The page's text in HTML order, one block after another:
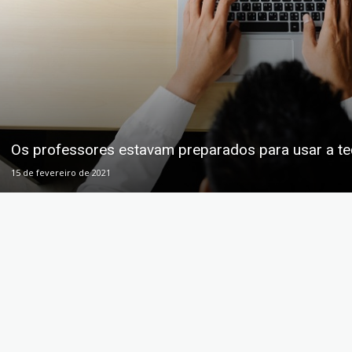
Os professores estavam preparados para usar a
15 de fevereiro de 2021